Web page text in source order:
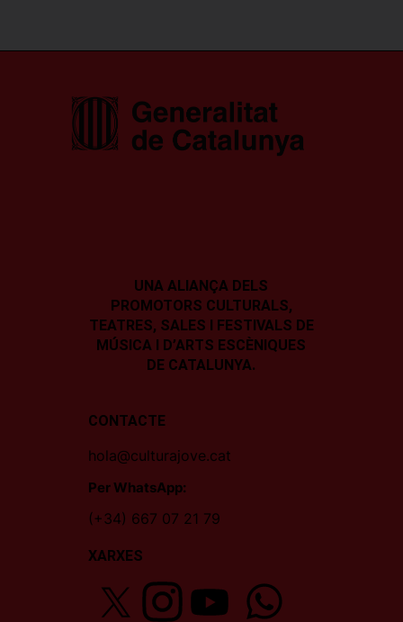
UNA ALIANÇA DELS
PROMOTORS CULTURALS,
TEATRES, SALES I FESTIVALS DE
MÚSICA I D’ARTS ESCÈNIQUES
DE CATALUNYA.
CONTACTE
hola@culturajove.cat
Per WhatsApp:
(+34) 667 07 21 79
XARXES